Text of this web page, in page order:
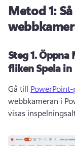
Metod 1:
Steg 1.
fliken Spela in
Gå till
webbkameran i
visas